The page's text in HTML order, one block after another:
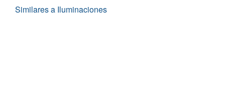
Similares a Iluminaciones